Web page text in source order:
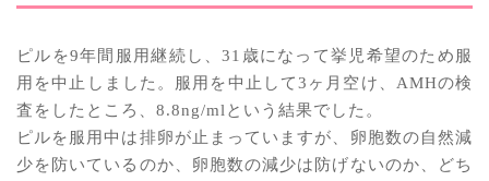
ピルを9年間服用継続し、31歳になって挙児希望のため服
用を中止しました。服用を中止して3ヶ月空け、AMHの検
査をしたところ、8.8ng/mlという結果でした。
ピルを服用中は排卵が止まっていますが、卵胞数の自然減
少を防いているのか、卵胞数の減少は防げないのか、どち